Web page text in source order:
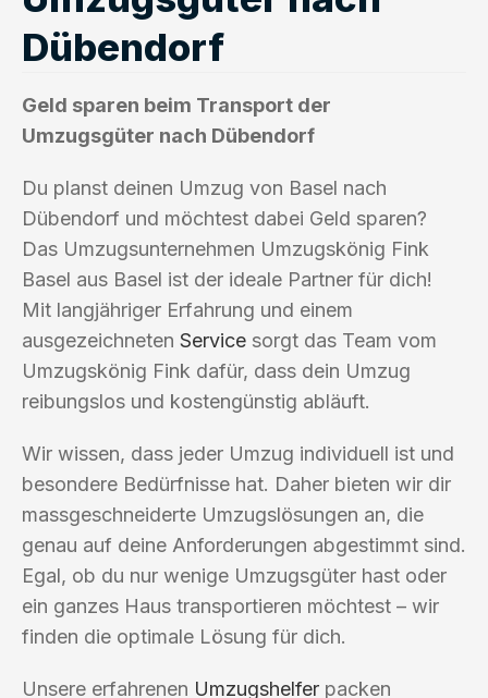
Dübendorf
Geld sparen beim Transport der
Umzugsgüter nach Dübendorf
Du planst deinen Umzug von Basel nach
Dübendorf und möchtest dabei Geld sparen?
Das Umzugsunternehmen Umzugskönig Fink
Basel aus Basel ist der ideale Partner für dich!
Mit langjähriger Erfahrung und einem
ausgezeichneten Service sorgt das Team vom
Umzugskönig Fink dafür, dass dein Umzug
reibungslos und kostengünstig abläuft.
Wir wissen, dass jeder Umzug individuell ist und
besondere Bedürfnisse hat. Daher bieten wir dir
massgeschneiderte Umzugslösungen an, die
genau auf deine Anforderungen abgestimmt sind.
Egal, ob du nur wenige Umzugsgüter hast oder
ein ganzes Haus transportieren möchtest – wir
finden die optimale Lösung für dich.
Unsere erfahrenen Umzugshelfer packen